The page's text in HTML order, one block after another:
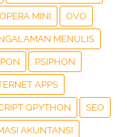
OPERA MINI OVO
MENULIS
PSIPHON
APPS
QPYTHON SEO
AKUNTANSI